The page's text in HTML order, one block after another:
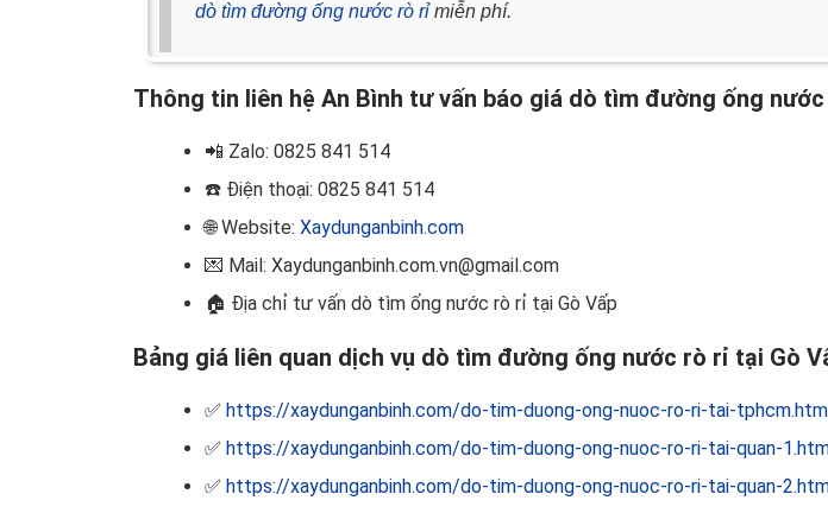
dò tìm đường ống nước rò rỉmiễn phí.
Thông tin liên hệ An Bình tư vấn báo giá dò tìm đường ống
📲 Zalo: 0825 841 514
☎️ Điện thoại: 0825 841 514
🌐 Website: Xaydunganbinh.com
💌 Mail: Xaydunganbinh.com.vn@gmail.com
🏠 Địa chỉ tư vấn dò tìm ống nước rò rỉ tại Gò Vấp
Bảng giá liên quan dịch vụ dò tìm đường ống nước rò rỉ tại Gò
✅ https://xaydunganbinh.com/do-tim-duong-ong-nuoc-ro-ri-tai-tphcm.html
✅ https://xaydunganbinh.com/do-tim-duong-ong-nuoc-ro-ri-tai-quan-
✅ https://xaydunganbinh.com/do-tim-duong-ong-nuoc-ro-ri-tai-quan-